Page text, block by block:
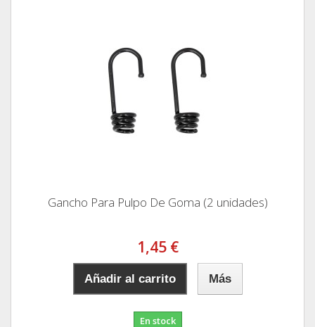
Gancho Para Pulpo De Goma (2 unidades)
1,45 €
Añadir al carrito Más
En stock